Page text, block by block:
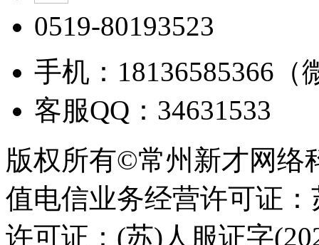
0519-80193523
手机：18136585366（
客服QQ：34631533
版权所有©常州新才网络
值电信业务经营许可证
许可证：(苏)人服证字